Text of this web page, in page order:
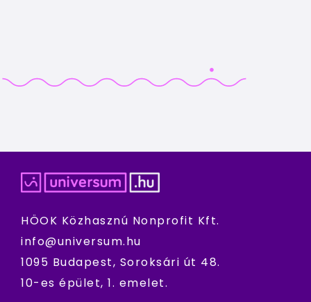
HÖOK Közhasznú Nonprofit Kft.
info@universum.hu
1095 Budapest, Soroksári út 48.
10-es épület, 1. emelet.